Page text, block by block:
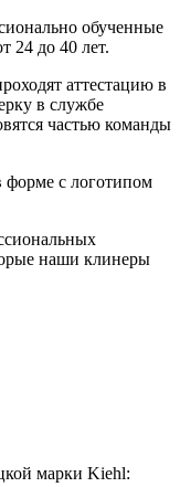
обученные
24 до 40 лет.
аттестацию в
в службе
частью команды
форме с логотипом
наши клинеры
марки Kiehl: